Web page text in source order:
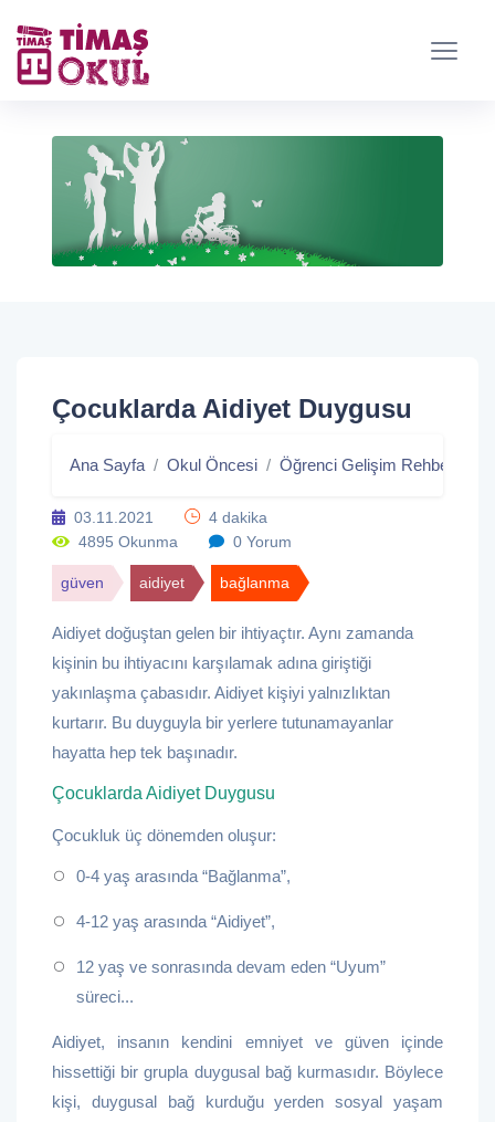
Çocuklarda Aidiyet Duygusu
Ana Sayfa Okul Öncesi Öğrenci Gelişim Rehberi/Blog
03.11.2021
4 dakika
4895 Okunma
0 Yorum
güven aidiyet bağlanma
Aidiyet doğuştan gelen bir ihtiyaçtır. Aynı zamanda
kişinin bu ihtiyacını karşılamak adına giriştiği
yakınlaşma çabasıdır. Aidiyet kişiyi yalnızlıktan
kurtarır. Bu duyguyla bir yerlere tutunamayanlar
hayatta hep tek başınadır.
Çocuklarda Aidiyet Duygusu
Çocukluk üç dönemden oluşur:
0-4 yaş arasında “Bağlanma”,
4-12 yaş arasında “Aidiyet”,
12 yaş ve sonrasında devam eden “Uyum”
süreci...
Aidiyet, insanın kendini emniyet ve güven içinde
hissettiği bir grupla duygusal bağ kurmasıdır. Böylece
kişi, duygusal bağ kurduğu yerden sosyal yaşam